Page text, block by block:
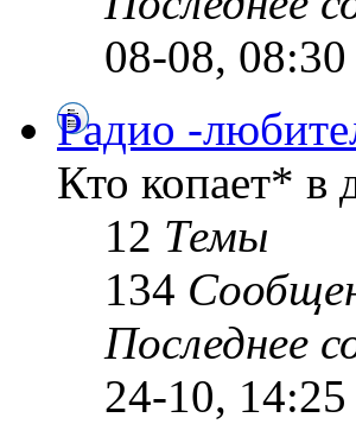
08-08, 08:30
Радио -
Кто копает* в
12 Темы
134
Последнее
24-10, 14:25